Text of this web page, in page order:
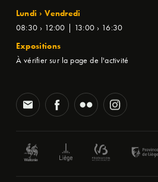
Lundi › Vendredi
08:30 › 12:00 | 13:00 › 16:30
Expositions
À vérifier sur la page de l'activité